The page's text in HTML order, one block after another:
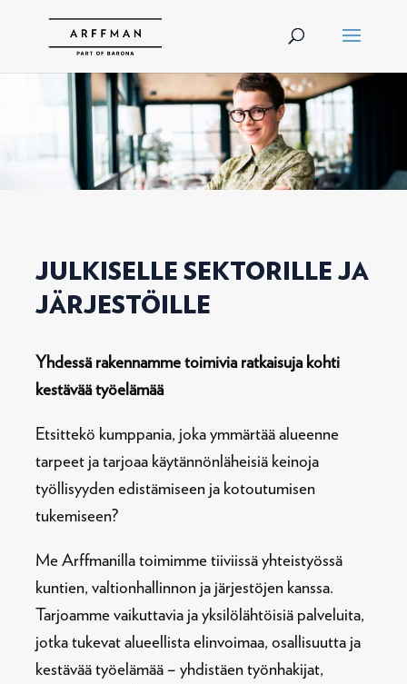
JULKISELLE SEKTORILLE JA
JÄRJESTÖILLE
Yhdessä rakennamme toimivia ratkaisuja kohti
kestävää työelämää
Etsittekö kumppania, joka ymmärtää alueenne
tarpeet ja tarjoaa käytännönläheisiä keinoja
työllisyyden edistämiseen ja kotoutumisen
tukemiseen?
Me Arffmanilla toimimme tiiviissä yhteistyössä
kuntien, valtionhallinnon ja järjestöjen kanssa.
Tarjoamme vaikuttavia ja yksilölähtöisiä palveluita,
jotka tukevat alueellista elinvoimaa, osallisuutta ja
kestävää työelämää – yhdistäen työnhakijat,